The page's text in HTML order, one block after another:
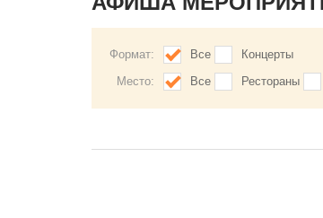
Формат: Все
Концерты
Место:
Все Рестораны